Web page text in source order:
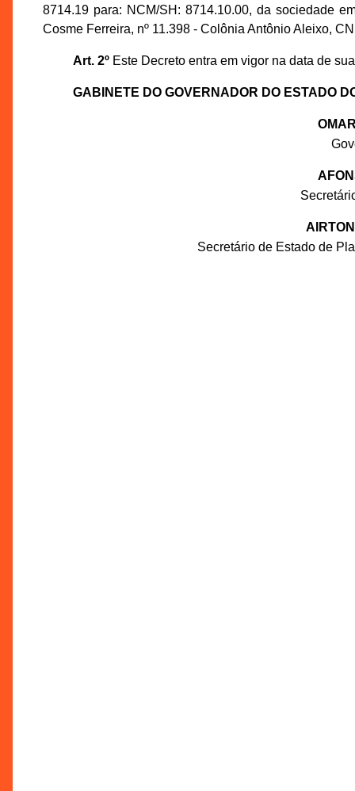
8714.19 para: NCM/SH: 8714.10.00, da sociedade
Cosme Ferreira, nº 11.398 - Colônia Antônio Aleixo,
Art. 2ºEste Decreto entra em vigor na data de
GABINETE DO GOVERNADOR DO ESTADO
Secretário de Estado de